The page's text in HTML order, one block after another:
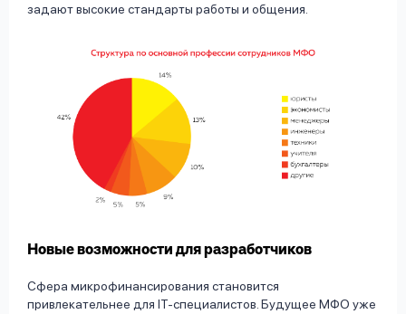
задают высокие стандарты работы и общения.
Новые возможности для разработчиков
Сфера микрофинансирования становится
привлекательнее для IT-специалистов. Будущее МФО уже